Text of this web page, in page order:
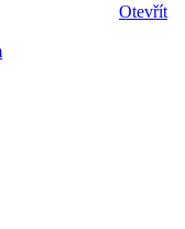
Otevřít